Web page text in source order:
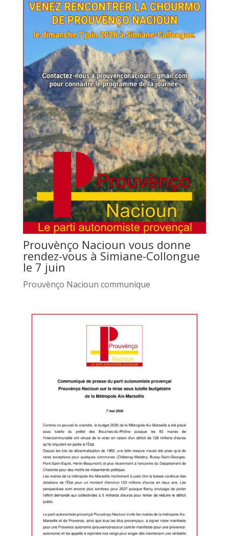
Prouvènço Nacioun vous donne
rendez-vous à Simiane-Collongue
le 7 juin
Prouvènço Nacioun communique